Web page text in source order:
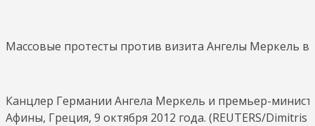
Массовые протесты против визита Ангелы Меркель в
Канцлер Германии Ангела Меркель и премьер-
Афины, Греция, 9 октября 2012 года. (REUTERS/Dimitris